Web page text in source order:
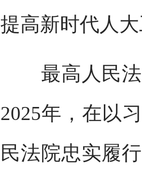
提高新时代人
最高人民法
2025年，在以
民法院忠实履